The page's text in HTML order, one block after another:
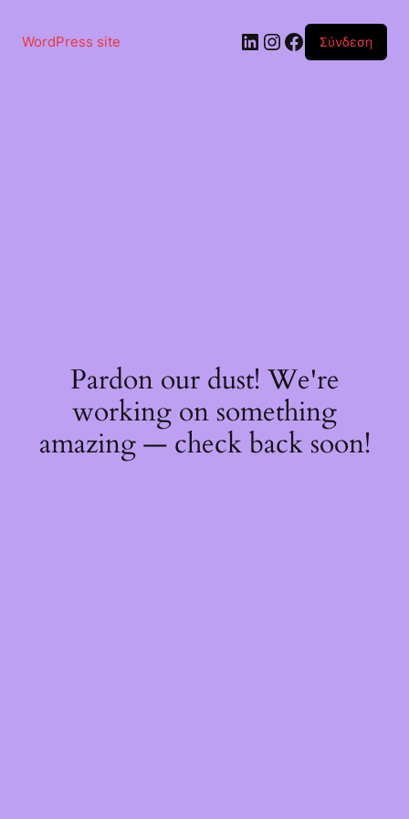
περιεχόμενο
WordPress site Linkedin
Instagram
Facebook
Σύνδεση
Pardon our dust! We're
working on something
amazing — check back soon!